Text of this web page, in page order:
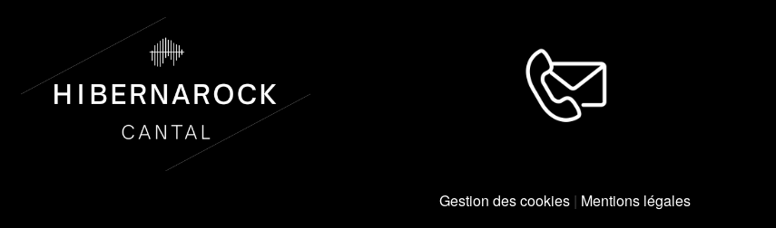
Gestion des cookies | Mentions légales